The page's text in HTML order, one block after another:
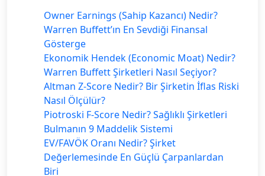
Owner Earnings (Sahip Kazancı) Nedir?
Warren Buffett’ın En Sevdiği Finansal
Gösterge
Ekonomik Hendek (Economic Moat) Nedir?
Warren Buffett Şirketleri Nasıl Seçiyor?
Altman Z-Score Nedir? Bir Şirketin İflas Riski
Nasıl Ölçülür?
Piotroski F-Score Nedir? Sağlıklı Şirketleri
Bulmanın 9 Maddelik Sistemi
EV/FAVÖK Oranı Nedir? Şirket
Değerlemesinde En Güçlü Çarpanlardan
Biri